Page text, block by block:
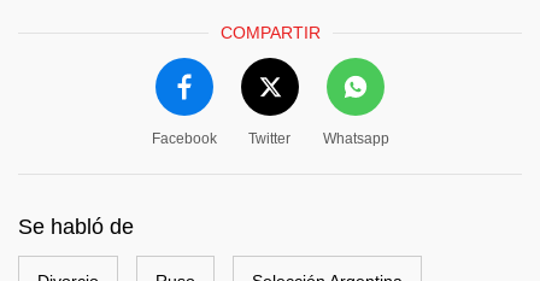
COMPARTIR
Facebook Twitter Whatsapp
Se habló de